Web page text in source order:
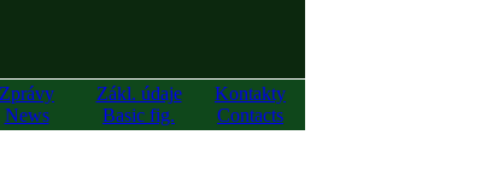
Zprávy
News
Zákl. údaje
Basic fig.
Kontakty
Contacts